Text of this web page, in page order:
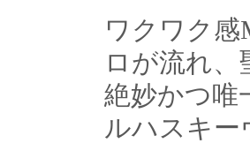
ワクワク
ロが流れ
絶妙かつ唯
ルハスキー